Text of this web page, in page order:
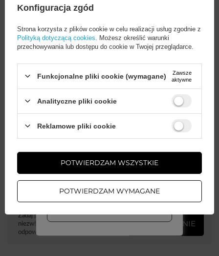
Wysokość opakowania
towaru w cm
Szerokość opakowania
towaru w cm
Zadaj pytanie a my odpowiemy
niezwłocznie, najciekawsze pytania i
odpowiedzi publikując dla innych.
ZADAJ PYTANIE
Wystarczy założyć konto
odblokować zniżki na kolejne
ZAŁÓŻ KONTO
Konfiguracja zgód
Strona korzysta z plików cookie w celu realizacji usług zgodnie z
Polityką dotyczącą cookies . Możesz określić warunki
przechowywania lub dostępu do cookie w Twojej przeglądarce.
Funkcjonalne pliki cookie (wymagane)
Zawsze
aktywne
Analityczne pliki cookie
Reklamowe pliki cookie
POTWIERDZAM WYMAGANE
POTWIERDZAM WSZYSTKIE